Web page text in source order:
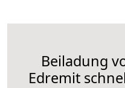
Beiladung
Edremit